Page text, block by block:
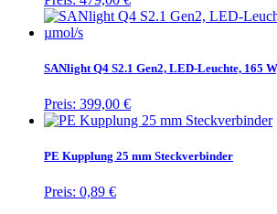
SANlight Q4 S2.1 Gen2, LED-Leuchte, 165
Preis: 399,00 €
PE Kupplung 25 mm Steckverbinder
Preis: 0,89 €